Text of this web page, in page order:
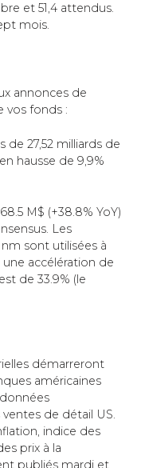
et 51,4 attendus.
mois.
annonces de
vos fonds :
de 27,52 milliards de
hausse de 9,9%
M$ (+38.8% YoY)
Les
sont utilisées à
accélération de
de 33.9% (le
démarreront
américaines
de détail US.
indice des
prix à la
publiés mardi et